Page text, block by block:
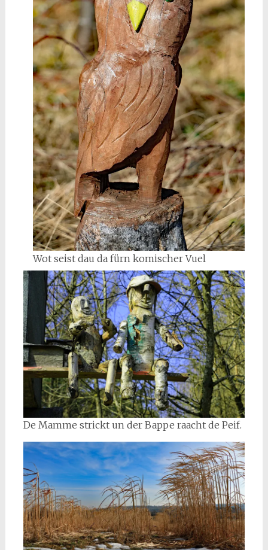
Wot seist dau da fürn komischer Vuel
De Mamme strickt un der Bappe raacht de Peif.